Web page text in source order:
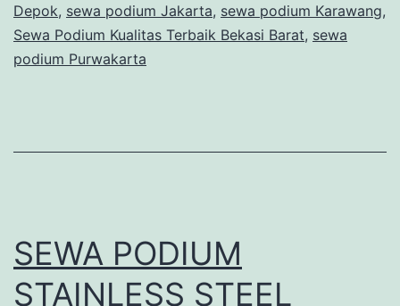
Depok, sewa podium Jakarta, sewa podium Karawang,
Sewa Podium Kualitas Terbaik Bekasi Barat, sewa
podium Purwakarta
SEWA PODIUM
STAINLESS STEEL